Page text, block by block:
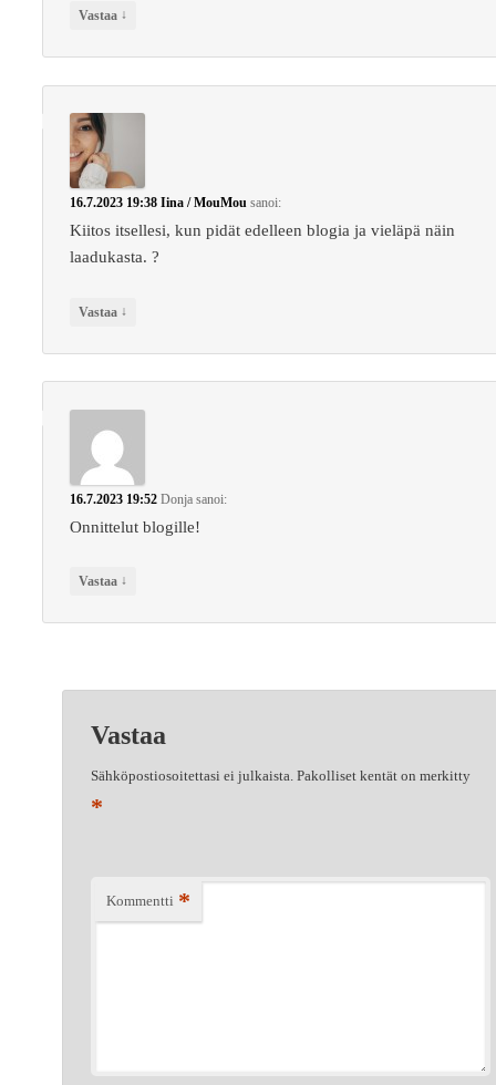
Vastaa ↓
16.7.2023 19:38 Iina / MouMou sanoi:
Kiitos itsellesi, kun pidät edelleen blogia ja vieläpä näin
laadukasta. ?
Vastaa ↓
16.7.2023 19:52 Donja sanoi:
Onnittelut blogille!
Vastaa ↓
Vastaa
Sähköpostiosoitettasi ei julkaista. Pakolliset kentät on merkitty
*
Kommentti *